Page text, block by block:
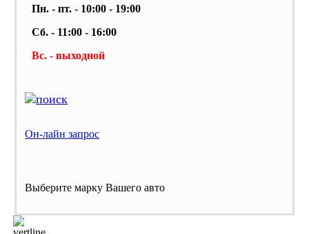
Пн. - пт. - 10:00 - 19:00
Сб. - 11:00 - 16:00
Вс. - выходной
Он-лайн запрос
Выберите марку Вашего авто